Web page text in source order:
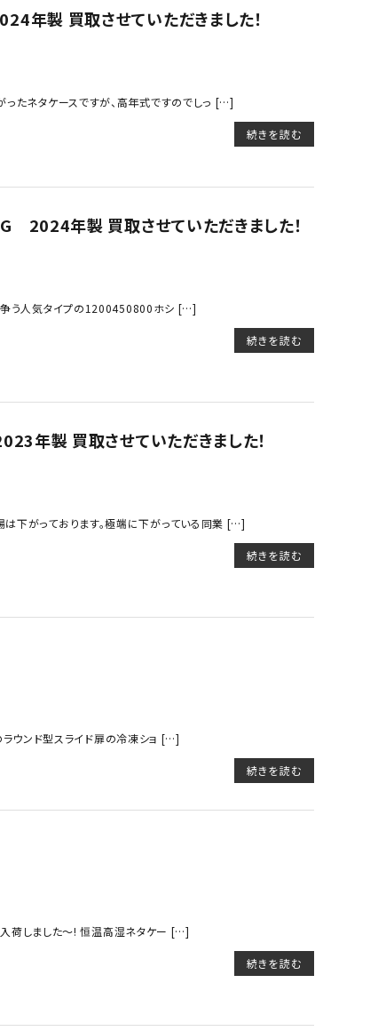
製 買取させていただきました！
ったネタケースですが、高年式ですのでしっ […]
続きを読む
年製 買取させていただきました！
争う人気タイプの1200450800ホシ […]
続きを読む
製 買取させていただきました！
下がっております。極端に下がっている同業 […]
続きを読む
ウンド型スライド扉の冷凍ショ […]
続きを読む
荷しました～! 恒温高湿ネタケー […]
続きを読む